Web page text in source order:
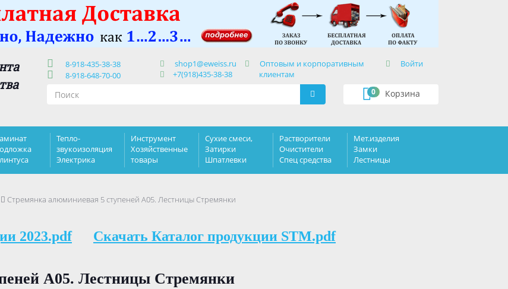
8-918-435-38-38
8-918-648-70-00
shop1@eweiss.ru
+7(918)435-38-38
Оптовым и корпоративным
клиентам
Войти
Корзина
0
Тепло-
звукоизоляция
Электрика
Инструмент
Хозяйственные
товары
Сухие смеси,
Затирки
Шпатлевки
Растворители
Очистители
Спец средства
Мет.изделия
Замки
Лестницы
Стремянка алюминиевая 5 ступеней А05. Лестницы Стремянки
2023.pdf Скачать Каталог продукции STM.pdf
А05. Лестницы Стремянки